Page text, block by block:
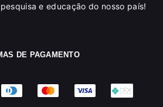
e educação do nosso país!
DE PAGAMENTO